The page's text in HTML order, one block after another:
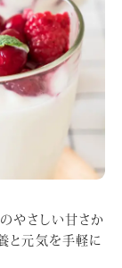
やさしい甘さか
と元気を手軽に